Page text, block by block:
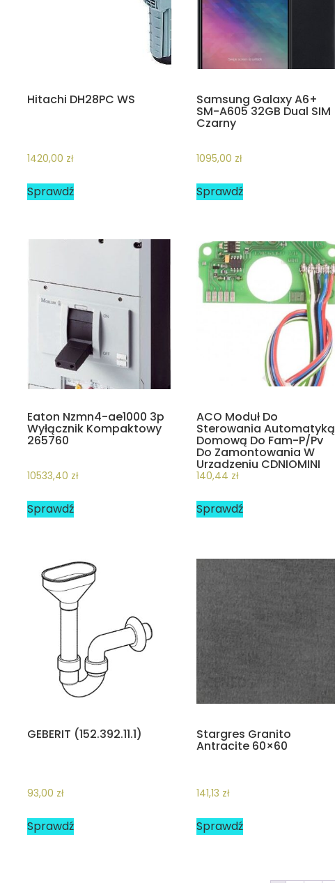
Hitachi DH28PC WS
1420,00 zł
Sprawdź
Samsung Galaxy A6+
SM-A605 32GB Dual SIM
Czarny
1095,00 zł
Sprawdź
Eaton Nzmn4-ae1000 3p
Wyłącznik Kompaktowy
265760
10533,40 zł
Sprawdź
ACO Moduł Do
Sterowania Automatyką
Domową Do Fam-P/Pv
Do Zamontowania W
Urządzeniu CDNIOMINI
140,44 zł
Sprawdź
GEBERIT (152.392.11.1)
93,00 zł
Sprawdź
Stargres Granito
Antracite 60×60
141,13 zł
Sprawdź